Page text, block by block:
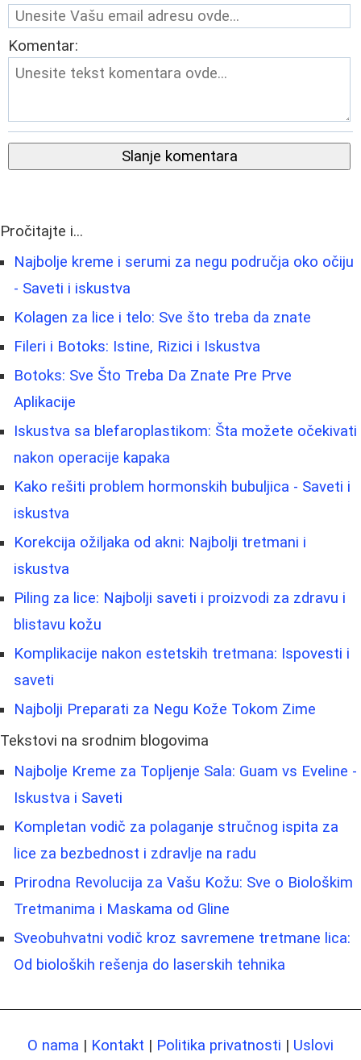
Komentar:
Slanje komentara
Pročitajte i...
Najbolje kreme i serumi za negu područja oko očiju
- Saveti i iskustva
Kolagen za lice i telo: Sve što treba da znate
Fileri i Botoks: Istine, Rizici i Iskustva
Botoks: Sve Što Treba Da Znate Pre Prve
Aplikacije
Iskustva sa blefaroplastikom: Šta možete očekivati
nakon operacije kapaka
Kako rešiti problem hormonskih bubuljica - Saveti i
iskustva
Korekcija ožiljaka od akni: Najbolji tretmani i
iskustva
Piling za lice: Najbolji saveti i proizvodi za zdravu i
blistavu kožu
Komplikacije nakon estetskih tretmana: Ispovesti i
saveti
Najbolji Preparati za Negu Kože Tokom Zime
Tekstovi na srodnim blogovima
Najbolje Kreme za Topljenje Sala: Guam vs Eveline -
Iskustva i Saveti
Kompletan vodič za polaganje stručnog ispita za
lice za bezbednost i zdravlje na radu
Prirodna Revolucija za Vašu Kožu: Sve o Biološkim
Tretmanima i Maskama od Gline
Sveobuhvatni vodič kroz savremene tretmane lica:
Od bioloških rešenja do laserskih tehnika
O nama | Kontakt | Politika privatnosti | Uslovi